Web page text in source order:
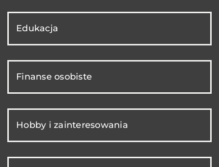
Edukacja
Finanse osobiste
Hobby i zainteresowania